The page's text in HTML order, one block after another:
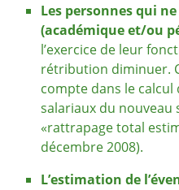
Les personnes qui
(académique et/ou
l’exercice de leur
rétribution diminuer.
compte dans le
salariaux du nouveau
«rattrapage total
décembre 2008).
L’estimation de